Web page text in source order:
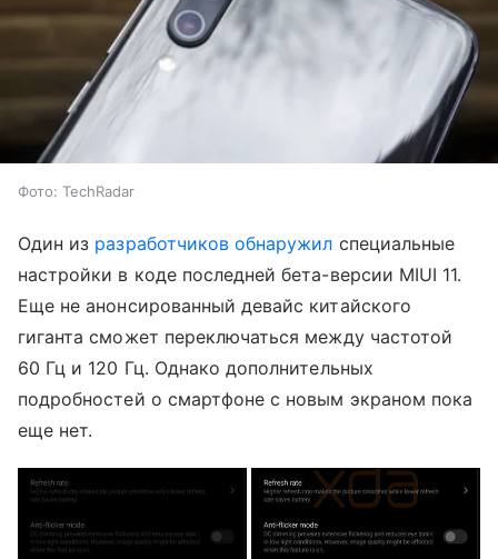
Фото: TechRadar
Один из разработчиков обнаружил специальные
настройки в коде последней бета-версии MIUI 11.
Еще не анонсированный девайс китайского
гиганта сможет переключаться между частотой
60 Гц и 120 Гц. Однако дополнительных
подробностей о смартфоне с новым экраном пока
еще нет.